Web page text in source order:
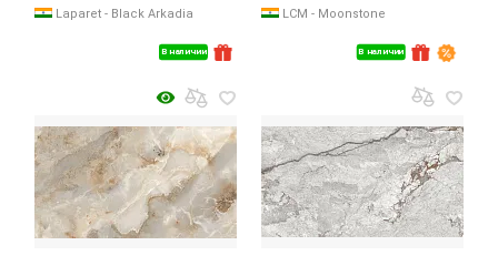
В наличии
Laparet - Black Arkadia
В наличии
LCM - Moonstone